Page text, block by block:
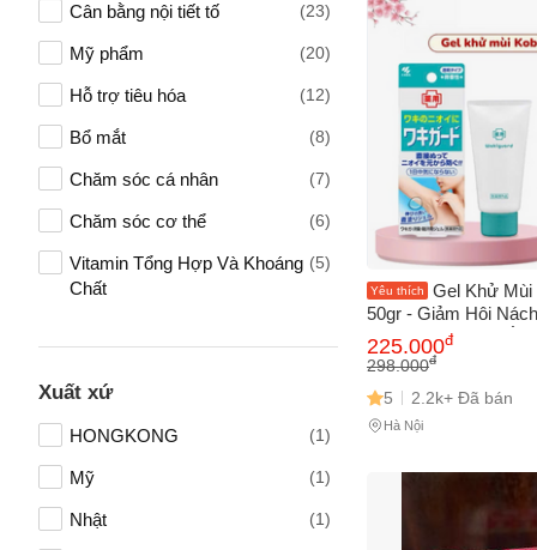
Cân bằng nội tiết tố (23)
Mỹ phẩm (20)
Hỗ trợ tiêu hóa (12)
Bổ mắt (8)
Chăm sóc cá nhân (7)
Chăm sóc cơ thể (6)
Vitamin Tổng Hợp Và Khoáng
Chất
(5)
Xuất xứ
HONGKONG (1)
Mỹ (1)
Nhật (1)
Yêu thích
Gel Khử Mùi
50gr - Giảm Hôi
Không Gây Vàng Áo,
Bản, Đối Tượng Nam
225.000đ
298.000đ
5 2.2k+ Đã bán
Hà Nội
Tên